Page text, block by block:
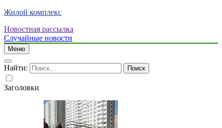
Жилой комплекс
Новостная рассылка
Случайные новости
Меню
Найти:
Заголовки